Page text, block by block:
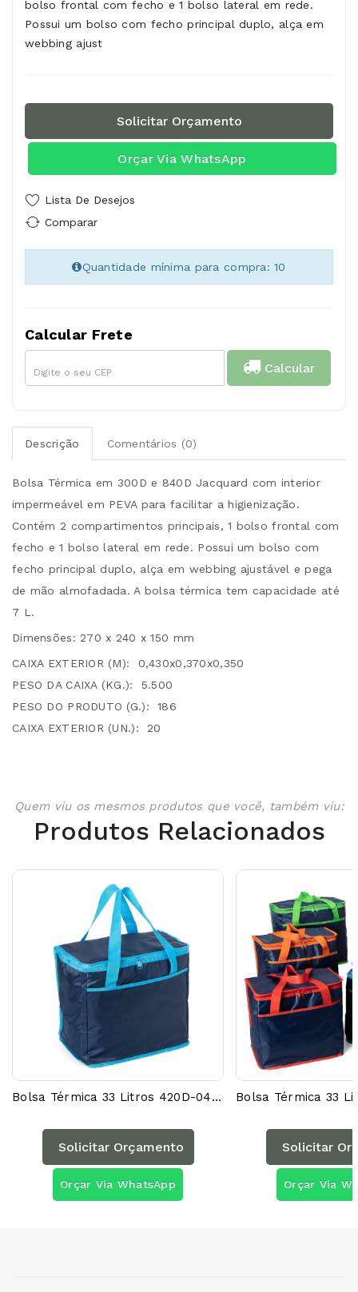
bolso frontal com fecho e 1 bolso lateral em rede.
Possui um bolso com fecho principal duplo, alça em
webbing ajust
Solicitar Orçamento
Orçar Via WhatsApp
Lista De Desejos
Comparar
Quantidade mínima para compra: 10
Calcular Frete
Calcular
Descrição Comentários (0)
Bolsa Térmica em 300D e 840D Jacquard com interior
impermeável em PEVA para facilitar a higienização.
Contém 2 compartimentos principais, 1 bolso frontal com
fecho e 1 bolso lateral em rede. Possui um bolso com
fecho principal duplo, alça em webbing ajustável e pega
de mão almofadada. A bolsa térmica tem capacidade até
7 L.
Dimensões: 270 x 240 x 150 mm
CAIXA EXTERIOR (M):
0,430x0,370x0,350
PESO DA CAIXA (KG.):
5.500
PESO DO PRODUTO (G.):
186
CAIXA EXTERIOR (UN.):
20
Quem viu os mesmos produtos que você, também viu:
Produtos Relacionados
Bolsa Térmica 33 Litros 420D-04044AG
Solicitar Orçamento
Orçar Via WhatsApp
Solicitar
Orçar Via